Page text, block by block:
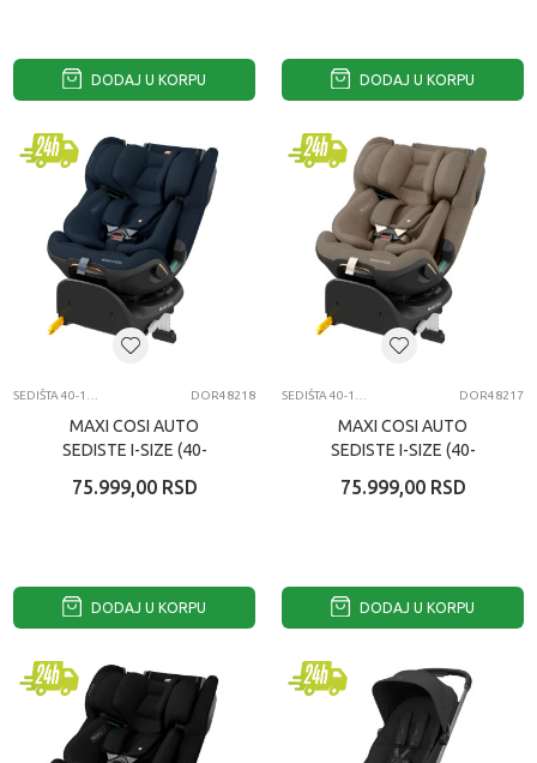
DODAJ U KORPU DODAJ U KORPU
DOR48218
MAXI COSI AUTO
SEDISTE I-SIZE (40-
PRO AUTENTIC BLUE
75.999,00 RSD
DODAJ U KORPU
DOR48217
MAXI COSI AUTO
SEDISTE I-SIZE (40-
PRO AUTENTIC TRUFFLE
75.999,00 RSD
DODAJ U KORPU